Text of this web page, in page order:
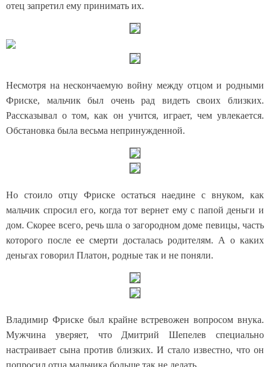
отец запретил ему принимать их.
Несмотря на нескончаемую войну между отцом и родными
Фриске, мальчик был очень рад видеть своих близких.
Рассказывал о том, как он учится, играет, чем увлекается.
Обстановка была весьма непринужденной.
Но стоило отцу Фриске остаться наедине с внуком, как
мальчик спросил его, когда тот вернет ему с папой деньги и
дом. Скорее всего, речь шла о загородном доме певицы, часть
которого после ее смерти досталась родителям. А о каких
деньгах говорил Платон, родные так и не поняли.
Владимир Фриске был крайне встревожен вопросом внука.
Мужчина уверяет, что Дмитрий Шепелев специально
настраивает сына против близких. И стало известно, что он
попросил отца мальчика больше так не делать.